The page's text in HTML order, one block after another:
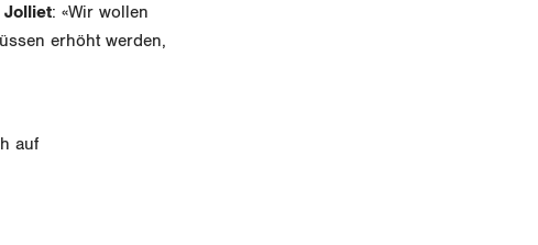
Jolliet: «Wir wollen
erhöht werden,
auf